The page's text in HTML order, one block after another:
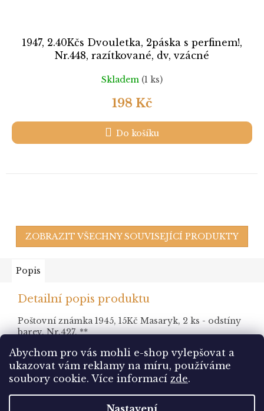
Abychom pro vás mohli e-shop vylepšovat a
ukazovat vám reklamy na míru, používáme
soubory cookie. Více informací zde.
Nastavení
1947, 2.40Kčs Dvouletka, 2páska s perfinem!,
Nr.448, razítkované, dv, vzácné
Skladem (1 ks)
198 Kč
Do košíku
ZOBRAZIT VŠECHNY SOUVISEJÍCÍ PRODUKTY
Popis
Detailní popis produktu
Poštovní známka 1945, 15Kč Masaryk, 2 ks - odstíny
barev, Nr.427, **